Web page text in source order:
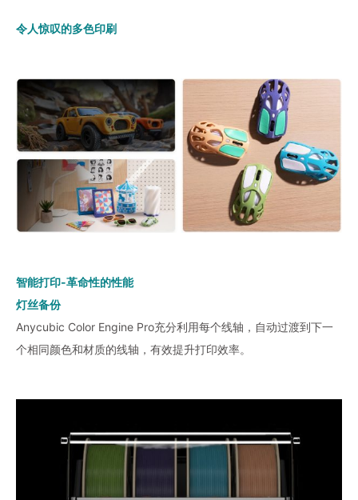
令人惊叹的多色印刷
智能打印-革命性的性能
灯丝备份
Anycubic Color Engine Pro充分利用每个线轴，自动过渡到下一
个相同颜色和材质的线轴，有效提升打印效率。